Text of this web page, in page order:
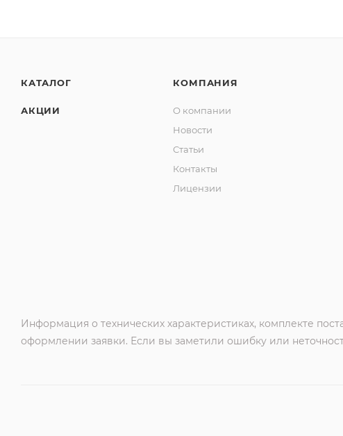
КАТАЛОГ
АКЦИИ
КОМПАНИЯ
О компании
Новости
Статьи
Контакты
Лицензии
Информация о технических характеристиках, комплекте
оформлении заявки. Если вы заметили ошибку или